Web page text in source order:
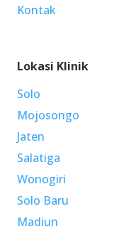
Kontak
Lokasi Klinik
Solo
Mojosongo
Jaten
Salatiga
Wonogiri
Solo Baru
Madiun